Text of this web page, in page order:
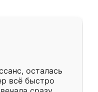
осталась
всё быстро